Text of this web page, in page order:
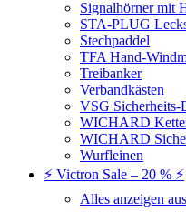
Signalhörner mit
STA-PLUG
Stechpaddel
TFA Hand-
Treibanker
Verbandkästen
VSG Sicherheits-
WICHARD
WICHARD
Wurfleinen
⚡ Victron Sale – 20 % ⚡
Alles anzeigen